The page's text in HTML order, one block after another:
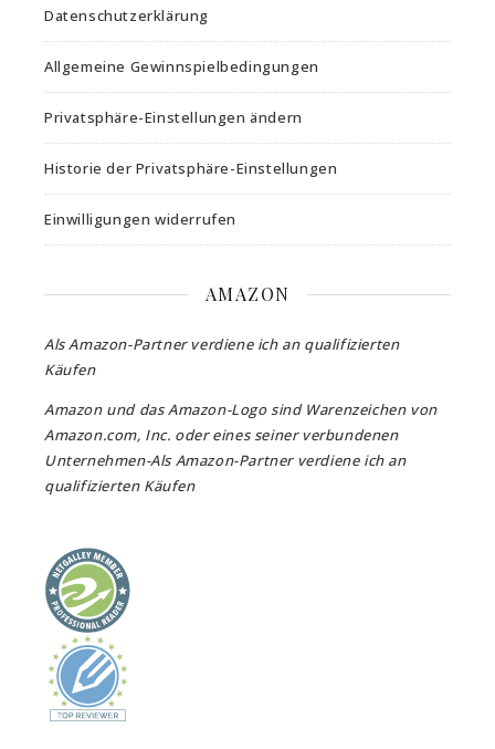
Datenschutzerklärung
Allgemeine Gewinnspielbedingungen
Privatsphäre-Einstellungen ändern
Historie der Privatsphäre-Einstellungen
Einwilligungen widerrufen
AMAZON
Als Amazon-Partner verdiene ich an qualifizierten
Käufen
Amazon und das Amazon-Logo sind Warenzeichen von
Amazon.com, Inc. oder eines seiner verbundenen
Unternehmen-Als Amazon-Partner verdiene ich an
qualifizierten Käufen